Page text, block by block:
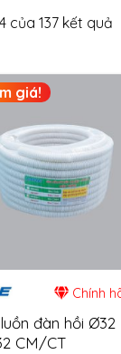
của 137 kết quả
giá!
Chính
đàn hồi Ø32
CM/CT